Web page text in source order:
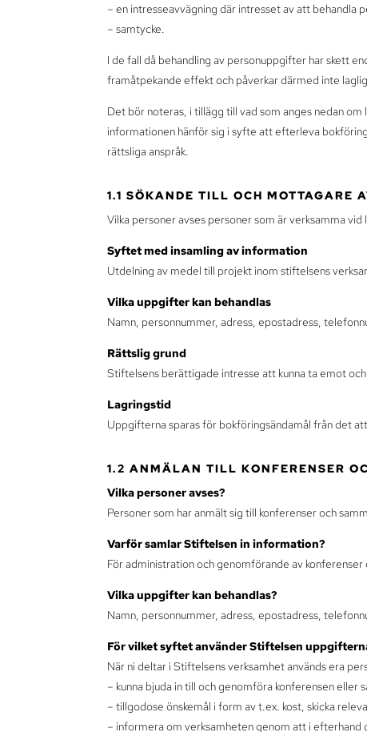
– en intresseavvägning där intresset av att behandla
– samtycke.
I de fall då behandling av personuppgifter har skett
framåtpekande effekt och påverkar därmed inte
Det bör noteras, i tillägg till vad som anges nedan
informationen hänför sig i syfte att efterleva
rättsliga anspråk.
1.1 SÖKANDE TILL OCH MOTTAGARE
Vilka personer avses personer som är verksamma
Syftet med insamling av information
Utdelning av medel till projekt inom stiftelsens
Vilka uppgifter kan behandlas
Namn, personnummer, adress, epostadress,
Rättslig grund
Stiftelsens berättigade intresse att kunna ta emot
Lagringstid
Uppgifterna sparas för bokföringsändamål från det
1.2 ANMÄLAN TILL KONFERENSER
Vilka personer avses?
Personer som har anmält sig till konferenser och
Varför samlar Stiftelsen in information?
För administration och genomförande av konferenser
Vilka uppgifter kan behandlas?
Namn, personnummer, adress, epostadress,
För vilket syftet använder Stiftelsen
När ni deltar i Stiftelsens verksamhet används era
– kunna bjuda in till och genomföra konferensen eller
– tillgodose önskemål i form av t.ex. kost, skicka
– informera om verksamheten genom att i efterhand